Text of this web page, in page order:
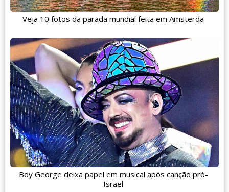
Veja 10 fotos da parada mundial feita em Amsterdã
Boy George deixa papel em musical após canção pró-
Israel